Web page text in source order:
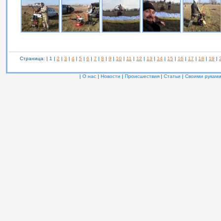
Страница: | 1 | 2 | 3 | 4 | 5 | 6 | 7 | 8 | 9 | 10 | 11 | 12 | 13 | 14 | 15 | 16 | 17 | 18 | 19 |
| О нас | Новости | Происшествия | Статьи | Своими руками